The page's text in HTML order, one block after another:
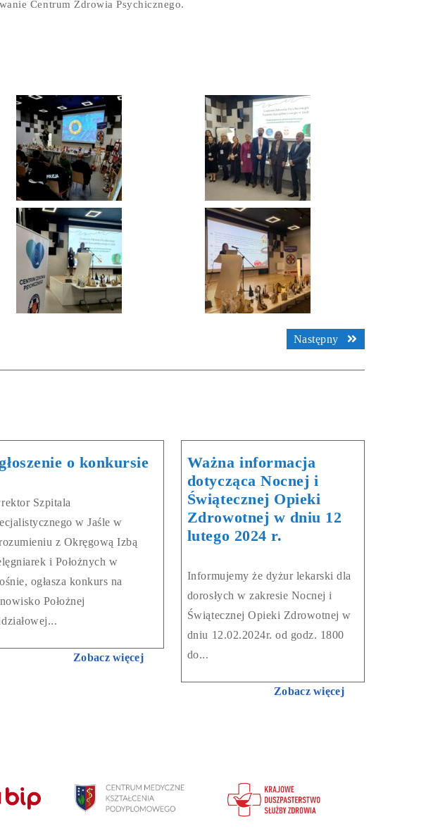
Centrum Zdrowia Psychicznego.
Następny
o konkursie
Szpitala
w Jaśle w
z Okręgową Izbą
i Położnych w
ogłasza konkurs na
Położnej
Zobacz więcej
Ważna informacja
dotycząca Nocnej i
Świątecznej Opieki
Zdrowotnej w dniu 12
lutego 2024 r.
Informujemy że dyżur lekarski dla
dorosłych w zakresie Nocnej i
Świątecznej Opieki Zdrowotnej w
dniu 12.02.2024r. od godz. 1800
do...
Zobacz więcej